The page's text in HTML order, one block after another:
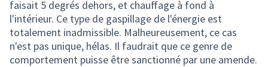
faisait 5 degrés dehors, et chauffage à fond à
l'intérieur. Ce type de gaspillage de l'énergie est
totalement inadmissible. Malheureusement, ce cas
n'est pas unique, hélas. Il faudrait que ce genre de
comportement puisse être sanctionné par une amende.